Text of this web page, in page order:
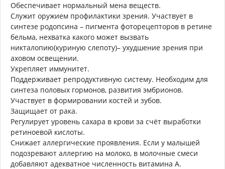
Обеспечивает нормальный мена веществ.
Служит оружием профилактики зрения. Участвует в
синтезе родо­псина – пигмента фото­рецепторов в ретине
бельма, нехватка какого может вызвать
никталопию(куриную слепоту)– ухудшение зрения при
аховом освещении.
Укрепляет иммунитет.
Поддерживает репродуктивную систему. Необходим для
синтеза половых гормонов, развития эмбрионов.
Участвует в формировании костей и зубов.
Защищает от рака.
Регулирует уровень сахара в крови за счёт выработки
ретиноевой кислоты.
Снижает аллергические проявления. Если у малышей
подозревают аллергию на молоко, в молочные смеси
добавляют адекватное численность витамина А.